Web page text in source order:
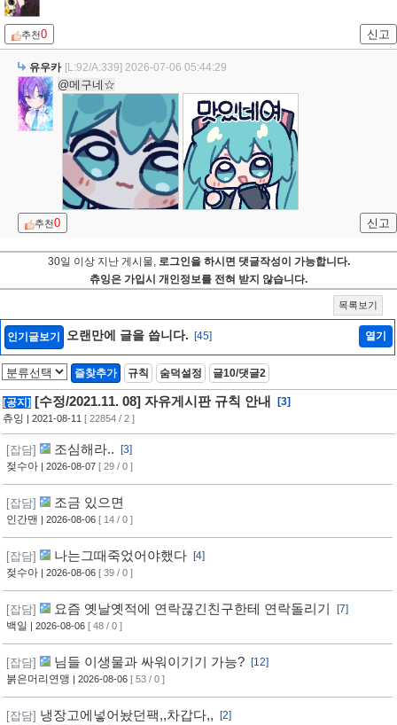
추천0 신고
유우카 [L:92/A:339] 2026-07-06 05:44:29
@메구네☆
추천0 신고
30일 이상 지난 게시물, 로그인을 하시면 댓글작성이 가능합니다.
츄잉은 가입시 개인정보를 전혀 받지 않습니다.
목록보기
인기글보기 오랜만에 글을 씁니다. [45] 열기
즐찾추가 규칙 숨덕설정 글10/댓글2
[공지] [수정/2021.11. 08] 자유게시판 규칙 안내
[3]
츄잉 | 2021-08-11 [ 22854 / 2 ]
[잡담] 조심해라..
[3]
젖수아 | 2026-08-07 [ 29 / 0 ]
[잡담] 조금 있으면
인간맨 | 2026-08-06 [ 14 / 0 ]
[잡담] 나는그때죽었어야했다
[4]
젖수아 | 2026-08-06 [ 39 / 0 ]
[잡담] 요즘 옛날옛적에 연락끊긴친구한테 연락돌리기
[7]
백일 | 2026-08-06 [ 48 / 0 ]
[잡담] 님들 이생물과 싸워이기기 가능?
[12]
붉은머리연맹 | 2026-08-06 [ 53 / 0 ]
[잡담] 냉장고에넣어놨던팩,,차갑다,,
[2]